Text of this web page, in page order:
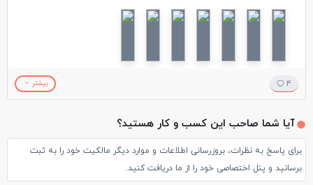
با گل کاری و تزیینات زیبا برای پذیرایی مسافران آماده شده اند و
دیدار از این روستای زیبا و رستوران های جذاب خانگیش را فراموش
4 بیشتر
آیا شما صاحب این کسب و کار هستید؟
برای پاسخ به نظرات، بروزرسانی اطلاعات و موارد دیگر مالکیت خود را به ثبت
برسانید و پنل اختصاصی خود را از ما دریافت کنید.